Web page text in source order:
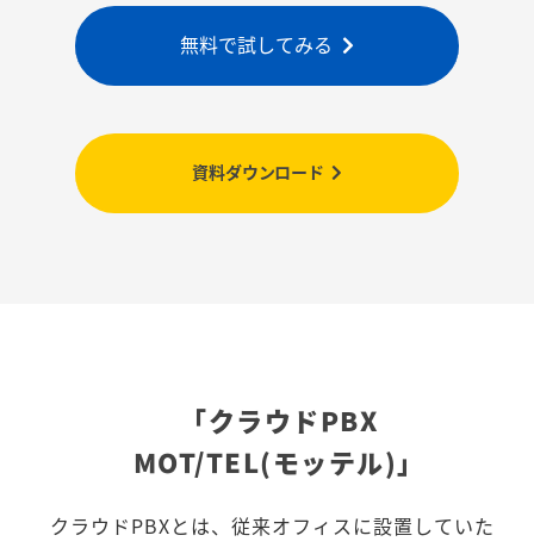
無料で試してみる
資料ダウンロード
「クラウドPBX
MOT/TEL(モッテル)」
クラウドPBXとは、従来オフィスに設置していた